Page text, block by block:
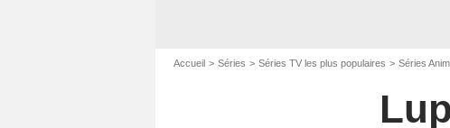
Accueil Séries Séries TV les plus populaires Séries